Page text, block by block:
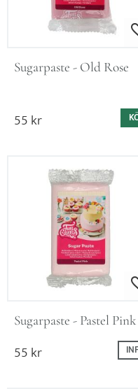
Lägg till i
Sugarpaste - Old Rose
55kr
Lägg till i
Sugarpaste - Pastel Pink
55kr